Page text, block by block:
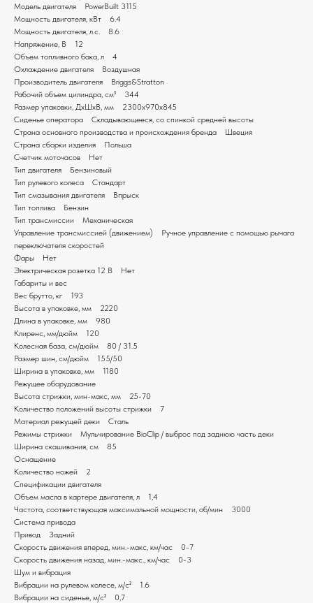
Модель двигателя PowerBuilt 3115
Мощность двигателя, кВт 6.4
Мощность двигателя, л.с. 8.6
Напряжение, В 12
Объем топливного бака, л 4
Охлаждение двигателя Воздушная
Производитель двигателя Briggs&Stratton
Рабочий объем цилиндра, см³ 344
Размер упаковки, ДxШxВ, мм 2300x970x845
Сиденье оператора Складывающееся, со спинкой средней высоты
Страна основного производства и происхождения бренда Швеция
Страна сборки изделия Польша
Счетчик моточасов Нет
Тип двигателя Бензиновый
Тип рулевого колеса Стандарт
Тип смазывания двигателя Впрыск
Тип топлива Бензин
Тип трансмиссии Механическая
Управление трансмиссией (движением) Ручное управление с помощью рычага
переключателя скоростей
Фары Нет
Электрическая розетка 12 В Нет
Габариты и вес
Вес брутто, кг 193
Высота в упаковке, мм 2220
Длина в упаковке, мм 980
Клиренс, мм/дюйм 120
Колесная база, см/дюйм 80 / 31.5
Размер шин, см/дюйм 155/50
Ширина в упаковке, мм 1180
Режущее оборудование
Высота стрижки, мин-макс, мм 25-70
Количество положений высоты стрижки 7
Материал режущей деки Сталь
Режимы стрижки Мульчирование BioClip / выброс под заднюю часть деки
Ширина скашивания, см 85
Оснащение
Количество ножей 2
Спецификации двигателя
Объем масла в картере двигателя, л 1,4
Частота, соответствующая максимальной мощности, об/мин 3000
Система привода
Привод Задний
Скорость движения вперед, мин.-макс, км/час 0-7
Скорость движения назад, мин.-макс., км/час 0-3
Шум и вибрация
Вибрации на рулевом колесе, м/с² 1.6
Вибрации на сиденье, м/с² 0,7